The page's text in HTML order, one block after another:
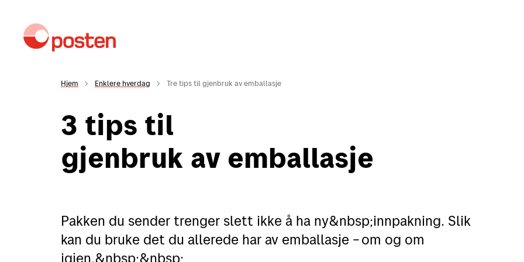
Kundeservice
Sende
Sende til utlandet
Fortolling
Spore sendinger
Hjem Enklere hverdag Tre tips til gjenbruk av emballasje
3 tips til
gjenbruk av emballasje
Pakken du sender trenger slett ikke å ha ny&nbsp;innpakning. Slik
kan du bruke det du allerede har av emballasje – om og om
igjen.&nbsp;&nbsp;